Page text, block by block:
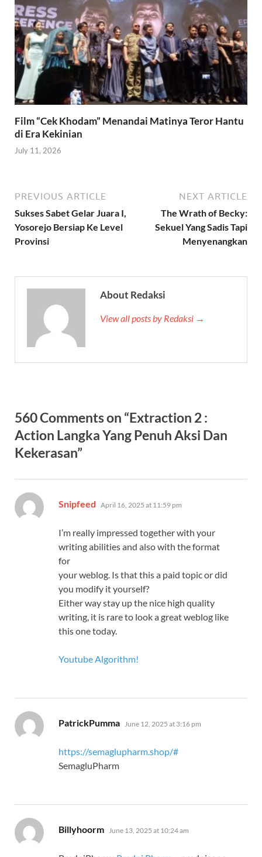
Film “Cek Khodam” Menandai Matinya Teror Hantu
di Era Kekinian
July 11, 2026
PREVIOUS ARTICLE
Sukses Sabet Gelar Juara I,
Yosorejo Bersiap Ke Level
Provinsi
NEXT ARTICLE
The Wrath of Becky:
Sekuel Yang Sadis Tapi
Menyenangkan
About Redaksi
View all posts by Redaksi →
560 Comments on “Extraction 2 :
Action Langka Yang Penuh Aksi Dan
Kekerasan”
Snipfeed says:
April 16, 2025 at 11:59 pm
I’m really impressed together with your
writing abilities and also with the format
for
your weblog. Is that this a paid topic or did
you modify it yourself?
Either way stay up the nice high quality
writing, it is rare to look a great weblog like
this one today.
Youtube Algorithm!
PatrickPumma says:
June 12, 2025 at 3:16 pm
https://semaglupharm.shop/#
SemagluPharm
Billyhoorm says:
June 13, 2025 at 10:24 am